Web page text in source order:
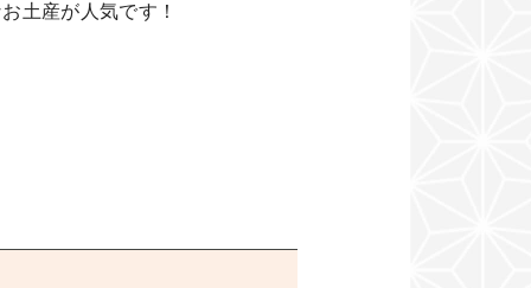
土産が人気です！